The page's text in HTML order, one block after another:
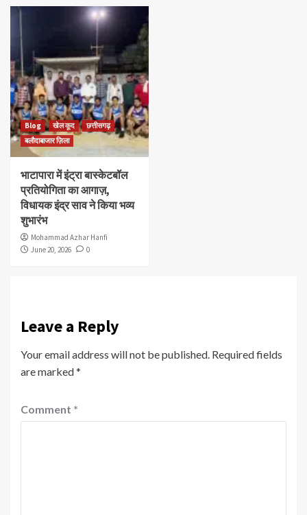
Blog खेल कूद
छत्तीसगढ़
बलौदाबाजार ज़िला
भाटापारा में इंट्रा बास्केटबॉल
प्रतियोगिता का आगाज़,
विधायक इंद्र साव ने किया भव्य
शुभारंभ
Mohammad Azhar Hanfi
June 20, 2026
0
Leave a Reply
Your email address will not be published. Required fields
are marked*
Comment *